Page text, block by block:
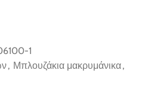
1
, Μπλουζάκια μακρυμάνικα,